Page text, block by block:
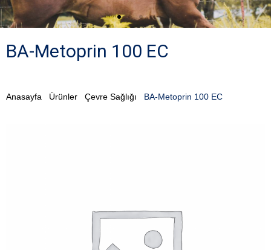
BA-Metoprin 100 EC
Anasayfa Ürünler Çevre Sağlığı BA-Metoprin 100 EC